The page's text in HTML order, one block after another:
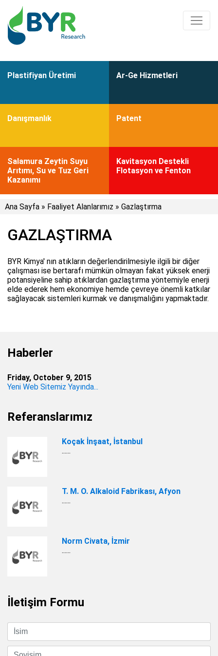
Plastifiyan Üretimi Ar-Ge Hizmetleri
Danışmanlık Patent
Salamura Zeytin Suyu
Arıtımı, Su ve Tuz Geri
Kazanımı
Kavitasyon Destekli
Flotasyon ve Fenton
Ana Sayfa » Faaliyet Alanlarımız » Gazlaştırma
GAZLAŞTIRMA
BYR Kimya' nın atıkların değerlendirilmesiyle ilgili bir diğer
çalışması ise bertarafı mümkün olmayan fakat yüksek enerji
potansiyeline sahip atıklardan gazlaştırma yöntemiyle enerji
elde ederek hem ekonomiye hemde çevreye önemli katkılar
sağlayacak sistemleri kurmak ve danışmalığını yapmaktadır.
Haberler
Friday, October 9, 2015
Yeni Web Sitemiz Yayında...
Referanslarımız
Koçak İnşaat, İstanbul
......
T. M. O. Alkaloid Fabrikası, Afyon
......
Norm Civata, İzmir
......
İletişim Formu